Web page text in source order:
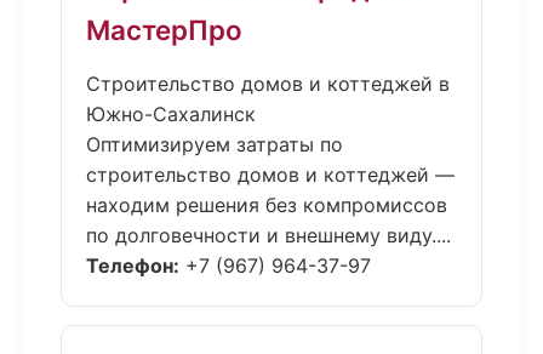
МастерПро
Строительство домов и коттеджей в
Южно-Сахалинск
Оптимизируем затраты по
строительство домов и коттеджей —
находим решения без компромиссов
по долговечности и внешнему виду....
Телефон: +7 (967) 964-37-97